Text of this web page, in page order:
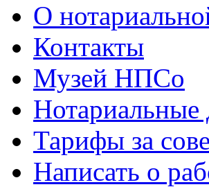
О
Контакты
Музей НПСо
Нотариальные
Тарифы за
Написать о